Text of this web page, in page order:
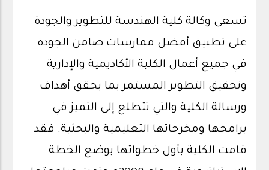
تسعى وكالة كلية الهندسة للتطوير والجودة
على تطبيق أفضل ممارسات ضامن الجودة
في جميع أعمال الكلية الأكاديمية والإدارية
وتحقيق التطوير المستمر بما يحقق أهداف
ورسالة الكلية والتي تتطلع إلى التميز في
برامجها ومخرجاتها التعليمية والبحثية. فقد
قامت الكلية بأول خطواتها بوضع الخطة